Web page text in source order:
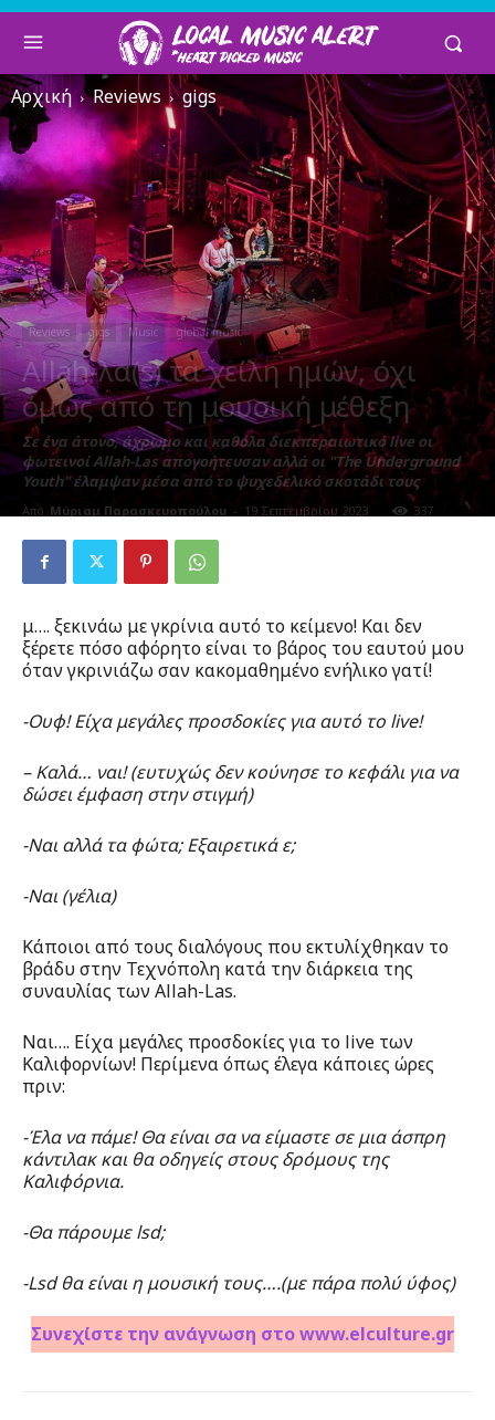
Αρχική Reviews gigs
Reviews gigs Music global music
Allah-λα(s) τα χείλη ημών, όχι
όμως από τη μουσική μέθεξη
Σε ένα άτονο, άχρωμο και καθόλα διεκπεραιωτικό live οι
φωτεινοί Allah-Las απογοήτευσαν αλλά οι "Τhe Underground
Youth" έλαμψαν μέσα από το ψυχεδελικό σκοτάδι τους
Από Μύριαμ Παρασκευοπούλου - 19 Σεπτεμβρίου 2023
337
μ…. ξεκινάω με γκρίνια αυτό το κείμενο! Και δεν
ξέρετε πόσο αφόρητο είναι το βάρος του εαυτού μου
όταν γκρινιάζω σαν κακομαθημένο ενήλικο γατί!
-Ουφ! Είχα μεγάλες προσδοκίες για αυτό το live!
– Καλά… ναι! (ευτυχώς δεν κούνησε το κεφάλι για να
δώσει έμφαση στην στιγμή)
-Ναι αλλά τα φώτα; Εξαιρετικά ε;
-Ναι (γέλια)
Κάποιοι από τους διαλόγους που εκτυλίχθηκαν το
βράδυ στην Τεχνόπολη κατά την διάρκεια της
συναυλίας των Allah-Las.
Ναι…. Είχα μεγάλες προσδοκίες για το live των
Καλιφορνίων! Περίμενα όπως έλεγα κάποιες ώρες
πριν:
-Έλα να πάμε! Θα είναι σα να είμαστε σε μια άσπρη
κάντιλακ και θα οδηγείς στους δρόμους της
Καλιφόρνια.
-Θα πάρουμε lsd;
-Lsd θα είναι η μουσική τους….(με πάρα πολύ ύφος)
Συνεχίστε την ανάγνωση στο www.elculture.gr